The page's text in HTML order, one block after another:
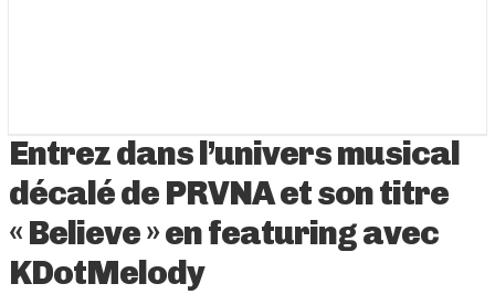
Entrez dans l’univers musical
décalé de PRVNA et son titre
« Believe » en featuring avec
KDotMelody